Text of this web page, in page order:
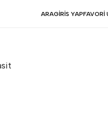
ARAGIRIS YAPFAVORI